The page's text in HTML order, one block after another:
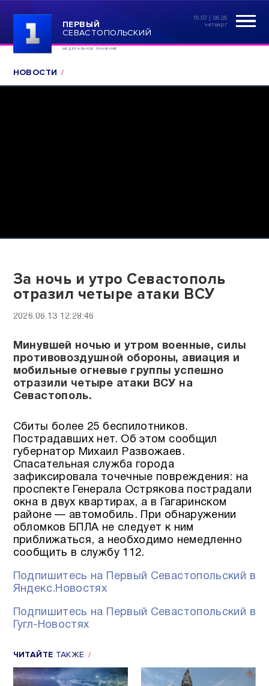
ПЕРВЫЙ
СЕВАСТОПОЛЬСКИЙ
ФЕДЕРАЛЬНОЕ ЗНАЧЕНИЕ
15:07 | 06.26
четверг
НОВОСТИ
За ночь и утро Севастополь
отразил четыре атаки ВСУ
2026.06.13 12:28:46
Минувшей ночью и утром военные, силы
противовоздушной обороны, авиация и
мобильные огневые группы успешно
отразили четыре атаки ВСУ на
Севастополь.
Сбиты более 25 беспилотников.
Пострадавших нет. Об этом сообщил
губернатор Михаил Развожаев.
Спасательная служба города
зафиксировала точечные повреждения: на
проспекте Генерала Острякова пострадали
окна в двух квартирах, а в Гагаринском
районе — автомобиль. При обнаружении
обломков БПЛА не следует к ним
приближаться, а необходимо немедленно
сообщить в службу 112.
Подпишитесь на Первый Севастопольский в
Яндекс.Новостях
Подпишитесь на Первый Севастопольский в
Гугл-Новостях
ЧИТАЙТЕ ТАКЖЕ